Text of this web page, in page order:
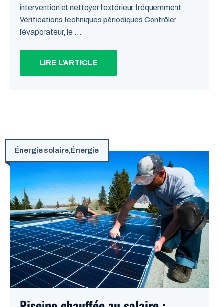
intervention et nettoyer l’extérieur fréquemment
Vérifications techniques périodiques Contrôler
l’évaporateur, le ...
LIRE L'ARTICLE
Énergie solaire,Énergie